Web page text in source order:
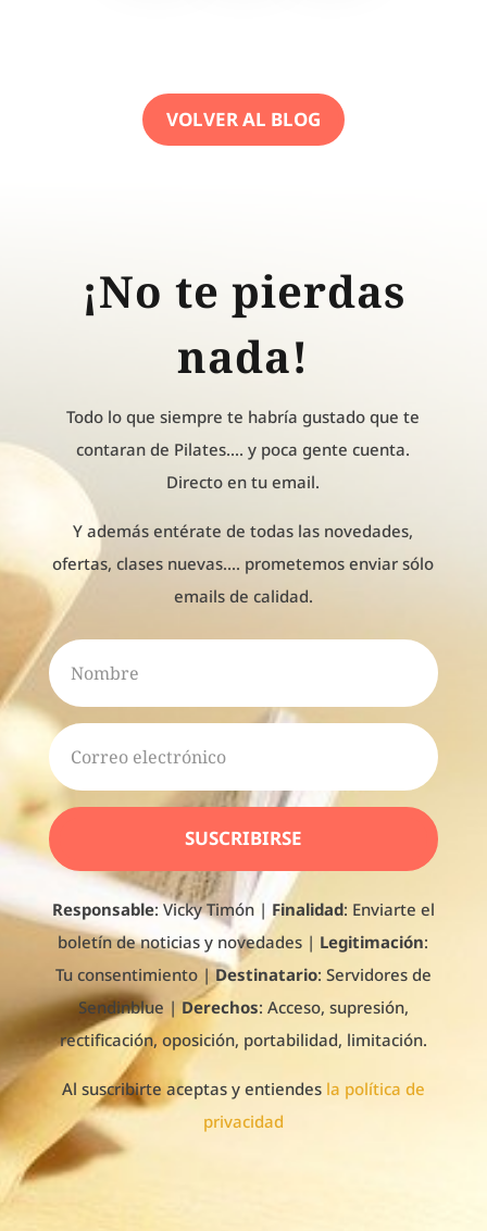
VOLVER AL BLOG
¡No te pierdas
nada!
Todo lo que siempre te habría gustado que te
contaran de Pilates.... y poca gente cuenta.
Directo en tu email.
Y además entérate de todas las novedades,
ofertas, clases nuevas.... prometemos enviar sólo
emails de calidad.
SUSCRIBIRSE
Responsable: Vicky Timón| Finalidad: Enviarte el
boletín de noticias y novedades | Legitimación:
Tu consentimiento |Destinatario: Servidores de
Sendinblue | Derechos: Acceso, supresión,
rectificación, oposición, portabilidad, limitación.
Al suscribirte aceptas y entiendes la política de
privacidad